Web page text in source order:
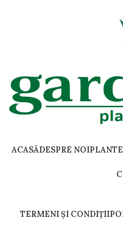
ACASĂDESPRE NOI
TERMENI ȘI CONDIȚII